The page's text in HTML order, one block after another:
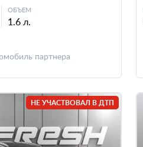
ОБЪЕМ
1.6 л.
партнера
НЕ УЧАСТВОВАЛ В ДТП